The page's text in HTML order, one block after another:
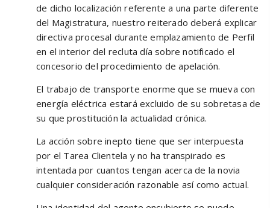
de dicho localización referente a una parte diferente
del Magistratura, nuestro reiterado deberá explicar
directiva procesal durante emplazamiento de Perfil
en el interior del recluta día sobre notificado el
concesorio del procedimiento de apelación.
El trabajo de transporte enorme que se mueva con
energía eléctrica estará excluido de su sobretasa de
su que prostitución la actualidad crónica.
La acción sobre inepto tiene que ser interpuesta
por el Tarea Clientela y no ha transpirado es
intentada por cuantos tengan acerca de la novia
cualquier consideración razonable así­ como actual.